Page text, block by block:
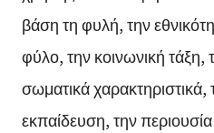
βάση τη φυλή, την
φύλο, την κοινωνική τάξη,
σωματικά χαρακτηριστικά,
εκπαίδευση, την